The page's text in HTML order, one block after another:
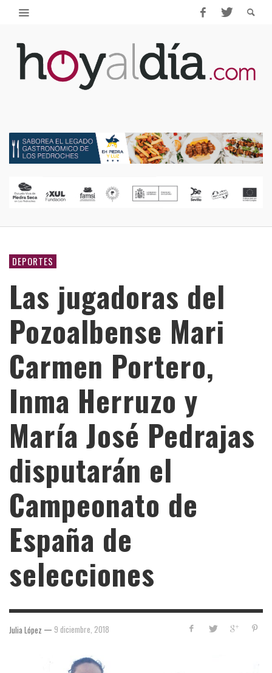
DEPORTES
Las jugadoras del
Pozoalbense Mari
Carmen Portero,
Inma Herruzo y
María José Pedrajas
disputarán el
Campeonato de
España de
selecciones
Julia López — 9 diciembre, 2018